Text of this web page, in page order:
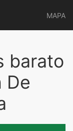
MAPA
barato
De